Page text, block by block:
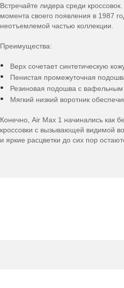
Встречайте лидера среди
момента своего появления в 1987
неотъемлемой частью коллекции.
Преимущества:
Верх сочетает синтетическую
Пенистая промежуточная
Резиновая подошва с вафельным
Мягкий низкий воротник
Конечно, Air Max 1 начинались как
кроссовки с вызывающей видимой
и яркие расцветки до сих пор